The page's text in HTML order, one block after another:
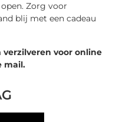
Zorg voor
blij met een cadeau
voor online
mail.